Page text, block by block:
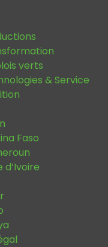
verts
& Service
Faso
d’Ivoire